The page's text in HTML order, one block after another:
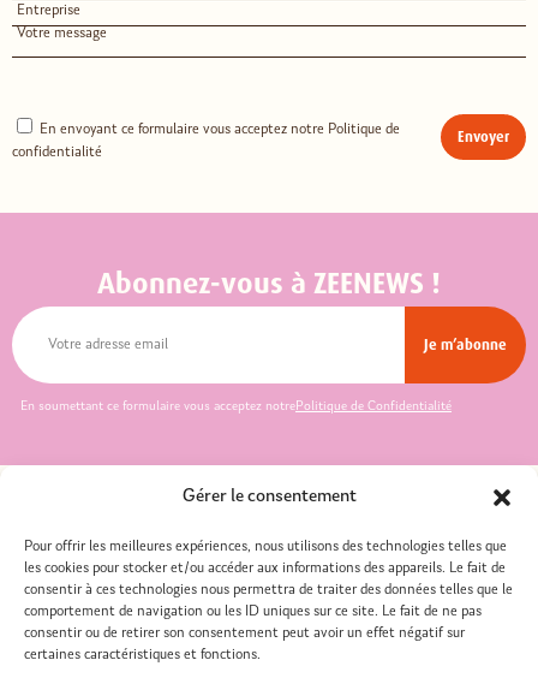
Gérer le consentement
Pour offrir les meilleures expériences, nous utilisons des technologies telles que
les cookies pour stocker et/ou accéder aux informations des appareils. Le fait de
consentir à ces technologies nous permettra de traiter des données telles que le
comportement de navigation ou les ID uniques sur ce site. Le fait de ne pas
consentir ou de retirer son consentement peut avoir un effet négatif sur
certaines caractéristiques et fonctions.
En envoyant ce formulaire vous acceptez notre Politique de
confidentialité
Abonnez-vous à ZEENEWS !
En soumettant ce formulaire vous acceptez notrePolitique de Confidentialité
Nos restaurants